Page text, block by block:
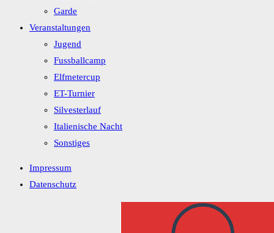
Garde
Veranstaltungen
Jugend
Fussballcamp
Elfmetercup
ET-Turnier
Silvesterlauf
Italienische Nacht
Sonstiges
Impressum
Datenschutz